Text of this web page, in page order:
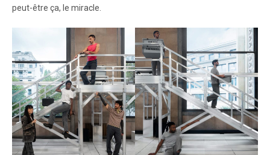
peut-être ça, le miracle.